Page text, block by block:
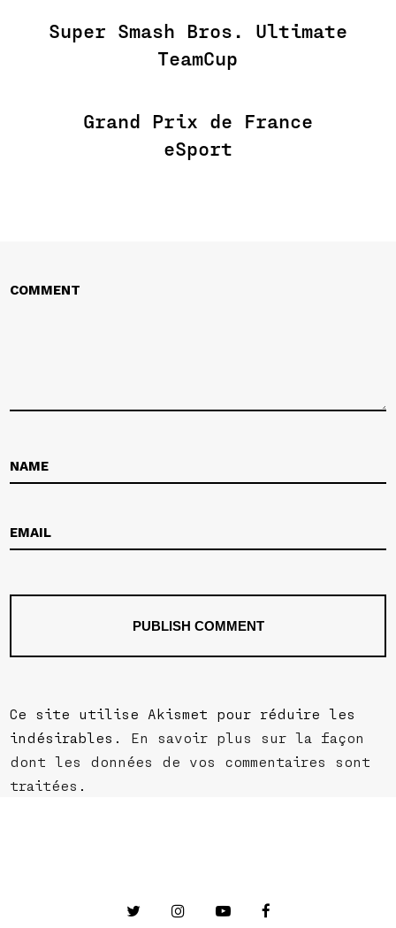
Super Smash Bros. Ultimate
TeamCup
Grand Prix de France
eSport
Ce site utilise Akismet pour réduire les
indésirables. En savoir plus sur la façon
dont les données de vos commentaires sont
traitées .